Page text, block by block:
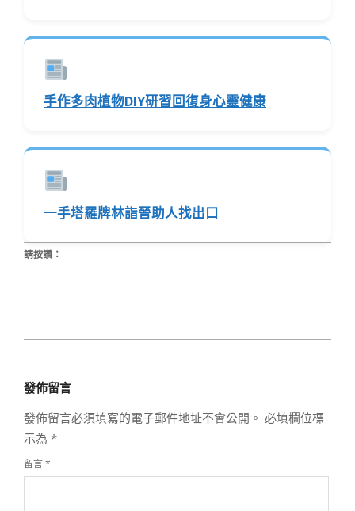
手作多肉植物DIY研習回復身心靈健康
一手塔羅牌林詣晉助人找出口
請按讚：
28
發佈留言
發佈留言必須填寫的電子郵件地址不會公開。 必填欄位標
示為 *
留言*